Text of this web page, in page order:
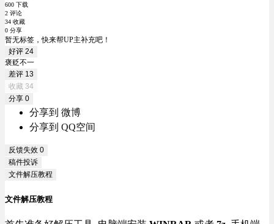
600 下载
2 评论
34 收藏
0 分享
暂无标签，快来帮UP主补充吧！
好评 24
褒贬不一
差评 13
收藏 34
分享 0
分享到 微博
分享到 QQ空间
反馈失效 0
稿件投诉
文件解压教程
文件解压教程